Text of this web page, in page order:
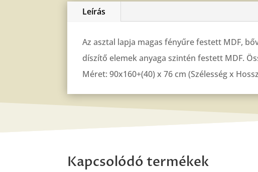
Leírás
Az asztal lapja magas fényűre festett MDF,
díszítő elemek anyaga szintén festett MDF.
Méret: 90x160+(40) x 76 cm (Szélesség x
Kapcsolódó termékek